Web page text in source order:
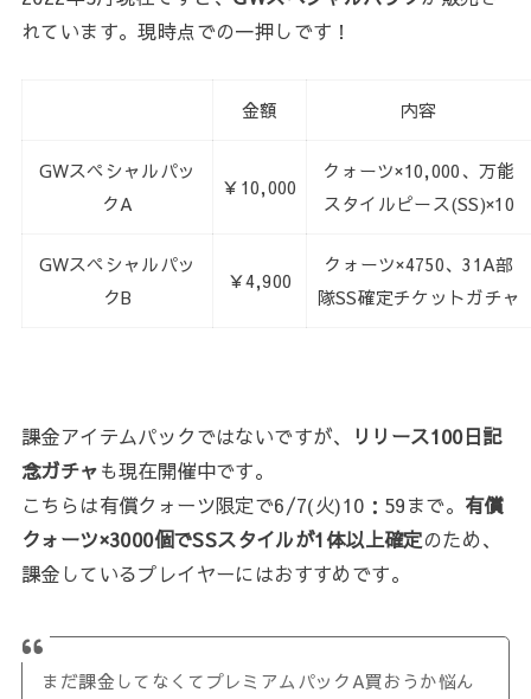
れています。現時点での一押しです！
金額 内容
GWスペシャルパッ
クA
￥10,000
クォーツ×10,000、万能
スタイルピース(SS)×10
GWスペシャルパッ
クB
￥4,900
クォーツ×4750、31A部
隊SS確定チケットガチャ
課金アイテムパックではないですが、
リリース100日記
念ガチャも現在開催中です。
こちらは有償クォーツ限定で6/7(火)10：59まで。 有償
クォーツ×3000個でSSスタイルが1体以上確定のため、
課金しているプレイヤーにはおすすめです。
まだ課金してなくてプレミアムパックA買おうか悩ん